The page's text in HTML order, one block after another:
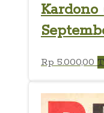
Kardono
Rp 5.000,00